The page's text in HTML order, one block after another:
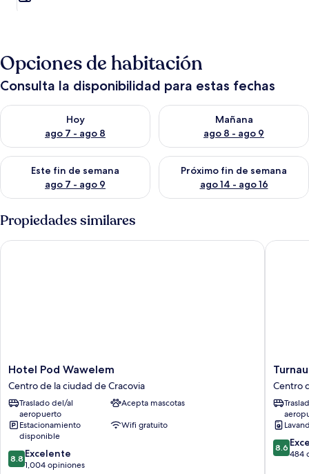
Opciones de habitación
Consulta la disponibilidad para estas fechas
Hoy
ago 7 - ago 8
Consulta la disponibilidad para hoy ago 7 - ago 8
Mañana
ago 8 - ago 9
Consulta la disponibilidad
Este fin de semana
ago 7 - ago 9
Consulta la disponibilidad para este fin de semana ago 7 -
Próximo fin de semana
ago 14 - ago 16
Consulta la disponibilidad
Propiedades similares
Hotel
Pod
Wawelem
Centro
la
ciudad
de
Cracovia
Hotel Pod Wawelem
Centro de la ciudad de Cracovia
Traslado del/al
aeropuerto
Acepta mascotas
Estacionamiento
disponible
Wifi gratuito
8.8
de
8.8 Excelente
1,004 opiniones
Hotel Pod Wawelem
Turnau
City
Centro
la
ciudad
de
Centro
8.6
de
8.6
484
Turnau